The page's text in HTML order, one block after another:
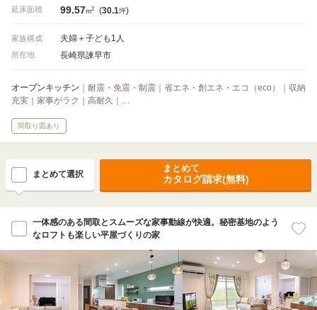
延床面積 99.57m2 (30.1坪)
家族構成 夫婦＋子ども1人
所在地 長崎県諫早市
オープンキッチン ｜耐震・免震・制震｜省エネ・創エネ・エコ（eco）｜収納
充実｜家事がラク｜高耐久｜…
間取り図あり
まとめて選択
まとめて
カタログ請求(無料)
一体感のある間取とスムーズな家事動線が快適。秘密基地のよう
なロフトも楽しい平屋づくりの家